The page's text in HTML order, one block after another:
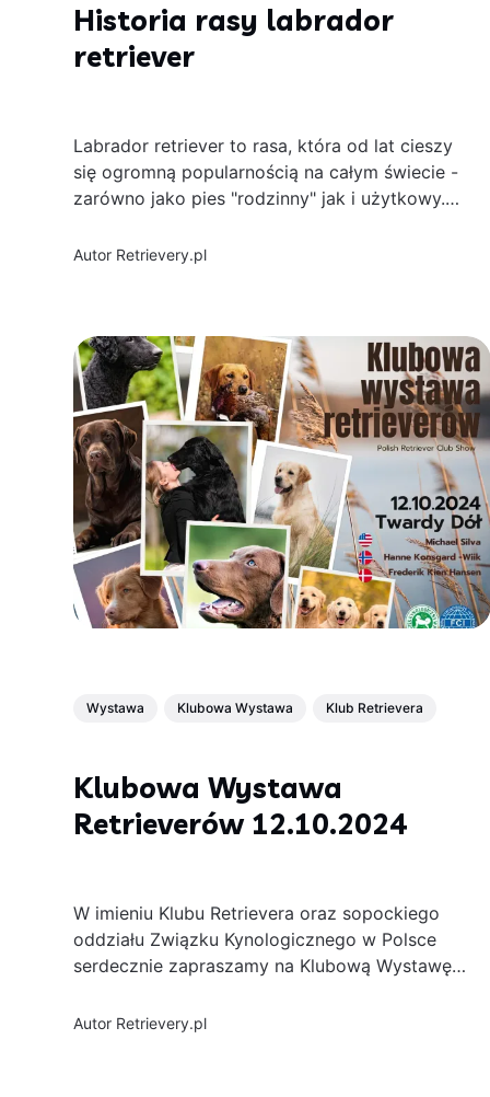
Historia rasy labrador
retriever
Labrador retriever to rasa, która od lat cieszy
się ogromną popularnością na całym świecie -
zarówno jako pies "rodzinny" jak i użytkowy.
związane z rybołówstwem, a nie - jak mogłaby
Autor Retrievery.pl
Wystawa Klubowa Wystawa Klub Retrievera
Klubowa Wystawa
Retrieverów 12.10.2024
W imieniu Klubu Retrievera oraz sopockiego
oddziału Związku Kynologicznego w Polsce
serdecznie zapraszamy na Klubową Wystawę
października 2024 na terenie ośrodka
Autor Retrievery.pl